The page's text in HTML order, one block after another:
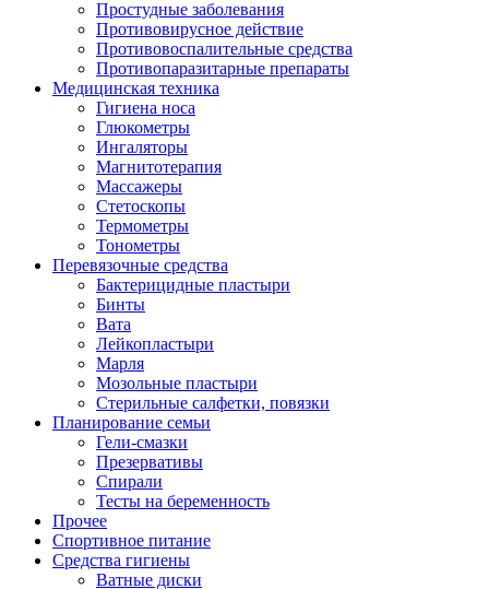
Простудные заболевания
Противовирусное действие
Противовоспалительные средства
Противопаразитарные препараты
Медицинская техника
Гигиена носа
Глюкометры
Ингаляторы
Магнитотерапия
Массажеры
Стетоскопы
Термометры
Тонометры
Перевязочные средства
Бактерицидные пластыри
Бинты
Вата
Лейкопластыри
Марля
Мозольные пластыри
Стерильные салфетки, повязки
Планирование семьи
Гели-смазки
Презервативы
Спирали
Тесты на беременность
Прочее
Спортивное питание
Средства гигиены
Ватные диски